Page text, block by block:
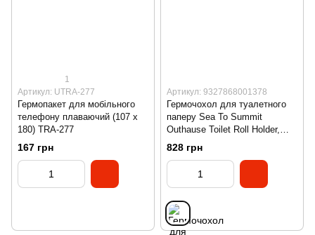
1
Артикул: UTRA-277
Гермопакет для мобільного
телефону плаваючий (107 х
180) TRA-277
167 грн
Артикул: 9327868001378
Гермочохол для туалетного
паперу Sea To Summit
Outhause Toilet Roll Holder,
Orange (STS AOH)
828 грн